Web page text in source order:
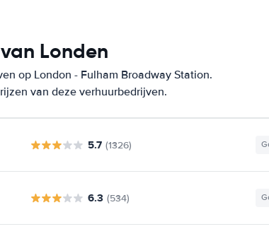
Londen
op London - Fulham Broadway Station.
van deze verhuurbedrijven.
5.7 (1326)
6.3 (534)